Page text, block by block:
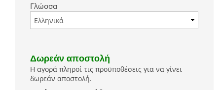
Γλώσσα
Δωρεάν αποστολή
Η αγορά πληροί τις προϋποθέσεις για να γίνει
δωρεάν αποστολή.